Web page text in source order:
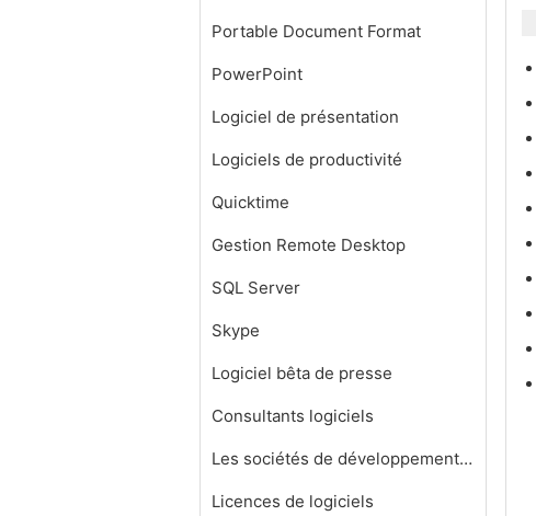
Portable Document Format
PowerPoint
Logiciel de présentation
Logiciels de productivité
Quicktime
Gestion Remote Desktop
SQL Server
Skype
Logiciel bêta de presse
Consultants logiciels
Les sociétés de développement de logiciels
Licences de logiciels